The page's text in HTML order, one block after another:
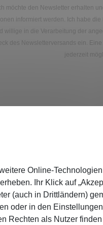
möchte den Newsletter erhalten
informiert werden. Ich habe die
willige in die Verarbeitung der
des Newsletterversands ein.
jederzeit
Online-
Ihr Klick auf
(auch in Drittländern)
oder in den
Rechten als Nutzer